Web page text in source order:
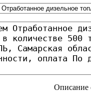
Описание